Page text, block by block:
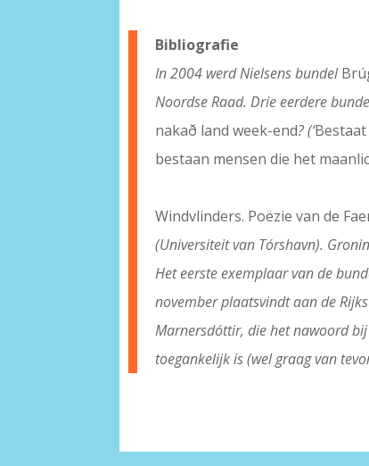
Bibliografie
In 2004 werd Nielsens bundel
Noordse Raad. Drie eerdere
nakað land week-end? (‘
bestaan mensen die het
Windvlinders. Poëzie van de
(Universiteit van Tórshavn).
Het eerste exemplaar van de
november plaatsvindt aan de
Marnersdóttir, die het nawoord
toegankelijk is (wel graag van